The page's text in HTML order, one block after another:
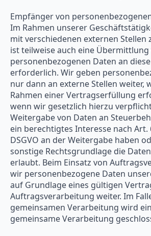
Empfänger von
Im Rahmen unserer
mit verschiedenen externen Stellen
ist teilweise auch eine Übermittlung
personenbezogenen Daten an
erforderlich. Wir geben
nur dann an externe Stellen weiter,
Rahmen einer Vertragserfüllung
wenn wir gesetzlich hierzu
Weitergabe von Daten an
ein berechtigtes Interesse nach Art.
DSGVO an der Weitergabe haben
sonstige Rechtsgrundlage die
erlaubt. Beim Einsatz von
wir personenbezogene Daten
auf Grundlage eines gültigen
Auftragsverarbeitung weiter. Im
gemeinsamen Verarbeitung wird
gemeinsame Verarbeitung